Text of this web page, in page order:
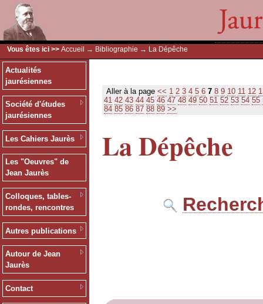
Vous êtes ici >> Accueil → Bibliographie → La Dépêche
Actualités
jaurésiennes
Société d'études
jaurésiennes
Les Cahiers Jaurès
Les "Oeuvres" de
Jean Jaurès
Colloques, tables-
rondes, rencontres
Autres publications
Autour de Jean
Jaurès
Contact
Aller à la page << 1 2 3 4 5 6 7 8 9 10 11 12
41 42 43 44 45 46 47 48 49 50 51 52 53 54 55
84 85 86 87 88 89 >>
La Dépêche